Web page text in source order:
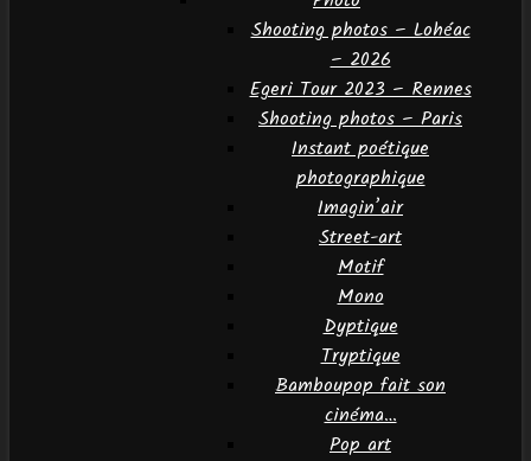
Shooting photos – Lohéac
– 2026
Egeri Tour 2023 – Rennes
Shooting photos – Paris
Instant poétique
photographique
Imagin’air
Street-art
Motif
Mono
Dyptique
Tryptique
Bamboupop fait son
cinéma…
Pop art